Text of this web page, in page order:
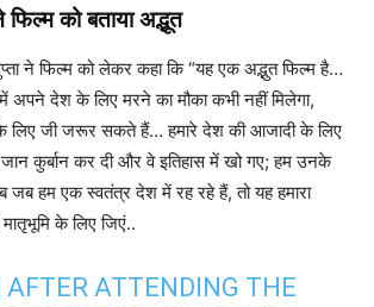
फिल्म को बताया अद्भूत
ने फिल्म को लेकर कहा कि “यह एक अद्भुत फिल्म है…
अपने देश के लिए मरने का मौका कभी नहीं मिलेगा,
जी जरूर सकते हैं… हमारे देश की आजादी के लिए
कुर्बान कर दी और वे इतिहास में खो गए; हम उनके
जब हम एक स्वतंत्र देश में रह रहे हैं, तो यह हमारा
के लिए जिएं..
| AFTER ATTENDING THE